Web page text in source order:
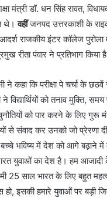
मंत्री डॉ. धन सिंह रावत,
थे।वहींजनपद उत्तरकाशी के
राजकीय इंटर कॉलेज पुरोला
रीता पंवार ने प्रतिभाग किया
ने कहा कि परीक्षा पे चर्चा के
विद्यार्थियों को तनाव मुक्ति,
को पार करने के लिए गुरू
से संवाद कर उनको जो प्रेरणा
भविष्य में देश को आगे बढ़ाने में
युवाओं का देश है। हम
साल भारत के लिए बहुत
इसकी हमारे युवाओं पर बड़ी